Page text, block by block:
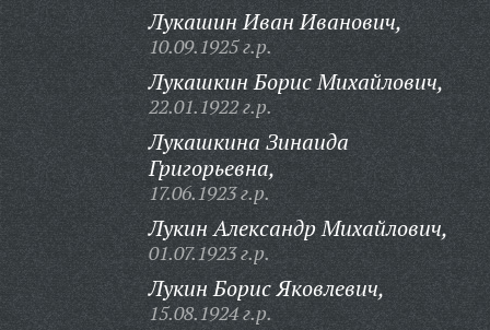
Лукашин Иван Иванович,
10.09.1925 г.р.
Лукашкин Борис Михайлович,
22.01.1922 г.р.
Лукашкина Зинаида
Григорьевна,
17.06.1923 г.р.
Лукин Александр Михайлович,
01.07.1923 г.р.
Лукин Борис Яковлевич,
15.08.1924 г.р.